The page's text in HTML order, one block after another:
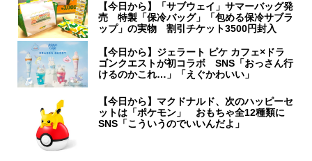
【今日から】「サブウェイ」サマーバッグ発
売 特製「保冷バッグ」「包める保冷サブラ
ップ」の実物 割引チケット3500円封入
【今日から】ジェラート ピケ カフェ×ドラ
ゴンクエストが初コラボ SNS「おっさん行
けるのかこれ…」「えぐかわいい」
【今日から】マクドナルド、次のハッピーセ
ットは「ポケモン」 おもちゃ全12種類に
SNS「こういうのでいいんだよ」